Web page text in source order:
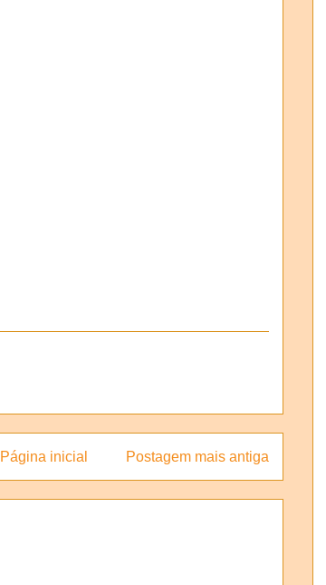
Postagem mais antiga
Página inicial